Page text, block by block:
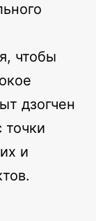
чтобы
дзогчен
точки
и